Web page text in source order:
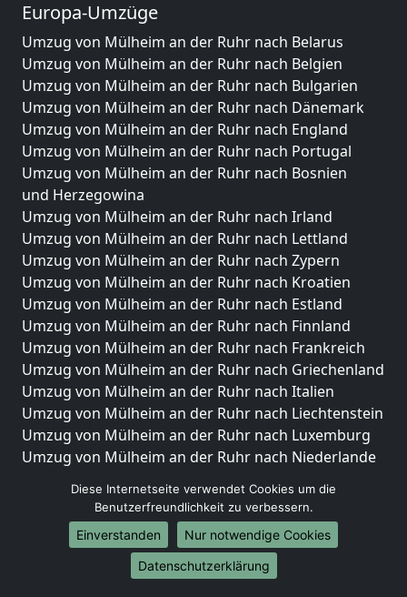
Europa-Umzüge
Umzug von Mülheim an der Ruhr nach Belarus
Umzug von Mülheim an der Ruhr nach Belgien
Umzug von Mülheim an der Ruhr nach Bulgarien
Umzug von Mülheim an der Ruhr nach Dänemark
Umzug von Mülheim an der Ruhr nach England
Umzug von Mülheim an der Ruhr nach Portugal
Umzug von Mülheim an der Ruhr nach Bosnien
und Herzegowina
Umzug von Mülheim an der Ruhr nach Irland
Umzug von Mülheim an der Ruhr nach Lettland
Umzug von Mülheim an der Ruhr nach Zypern
Umzug von Mülheim an der Ruhr nach Kroatien
Umzug von Mülheim an der Ruhr nach Estland
Umzug von Mülheim an der Ruhr nach Finnland
Umzug von Mülheim an der Ruhr nach Frankreich
Umzug von Mülheim an der Ruhr nach Griechenland
Umzug von Mülheim an der Ruhr nach Italien
Umzug von Mülheim an der Ruhr nach Liechtenstein
Umzug von Mülheim an der Ruhr nach Luxemburg
Umzug von Mülheim an der Ruhr nach Niederlande
Umzüge-Deutschlandweit
Umzug von Mülheim an der Ruhr nach Berlin
Umzug von Mülheim an der Ruhr nach Hamburg
Diese Internetseite verwendet Cookies um die
Benutzerfreundlichkeit zu verbessern.
Einverstanden
Nur notwendige Cookies
Datenschutzerklärung